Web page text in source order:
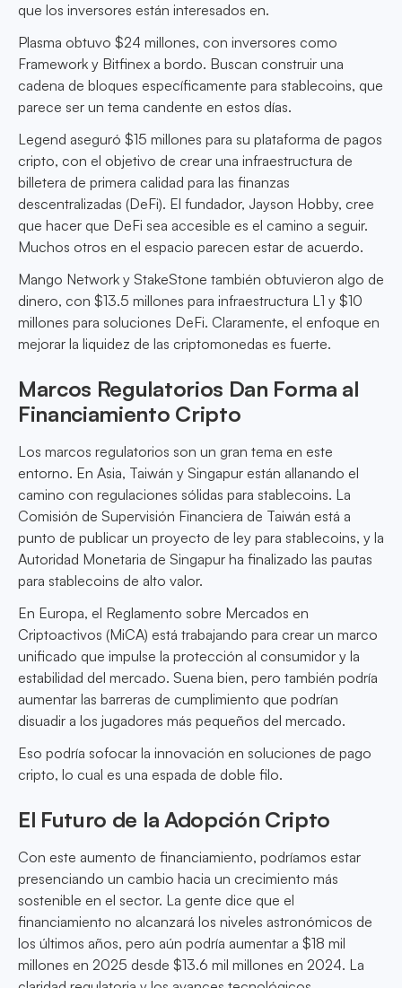
que los inversores están interesados en.
Plasma obtuvo $24 millones, con inversores como
Framework y Bitfinex a bordo. Buscan construir una
cadena de bloques específicamente para stablecoins, que
parece ser un tema candente en estos días.
Legend aseguró $15 millones para su plataforma de pagos
cripto, con el objetivo de crear una infraestructura de
billetera de primera calidad para las finanzas
descentralizadas (DeFi). El fundador, Jayson Hobby, cree
que hacer que DeFi sea accesible es el camino a seguir.
Muchos otros en el espacio parecen estar de acuerdo.
Mango Network y StakeStone también obtuvieron algo de
dinero, con $13.5 millones para infraestructura L1 y $10
millones para soluciones DeFi. Claramente, el enfoque en
mejorar la liquidez de las criptomonedas es fuerte.
Marcos Regulatorios Dan Forma al
Financiamiento Cripto
Los marcos regulatorios son un gran tema en este
entorno. En Asia, Taiwán y Singapur están allanando el
camino con regulaciones sólidas para stablecoins. La
Comisión de Supervisión Financiera de Taiwán está a
punto de publicar un proyecto de ley para stablecoins, y la
Autoridad Monetaria de Singapur ha finalizado las pautas
para stablecoins de alto valor.
En Europa, el Reglamento sobre Mercados en
Criptoactivos (MiCA) está trabajando para crear un marco
unificado que impulse la protección al consumidor y la
estabilidad del mercado. Suena bien, pero también podría
aumentar las barreras de cumplimiento que podrían
disuadir a los jugadores más pequeños del mercado.
Eso podría sofocar la innovación en soluciones de pago
cripto, lo cual es una espada de doble filo.
El Futuro de la Adopción Cripto
Con este aumento de financiamiento, podríamos estar
presenciando un cambio hacia un crecimiento más
sostenible en el sector. La gente dice que el
financiamiento no alcanzará los niveles astronómicos de
los últimos años, pero aún podría aumentar a $18 mil
millones en 2025 desde $13.6 mil millones en 2024. La